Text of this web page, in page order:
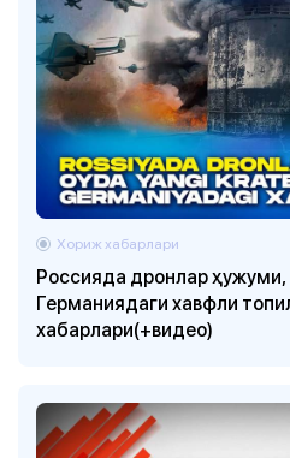
Россияда дронлар ҳужуми,
Германиядаги хавфли
хабарлари(+видео)
Хориж хабарлари